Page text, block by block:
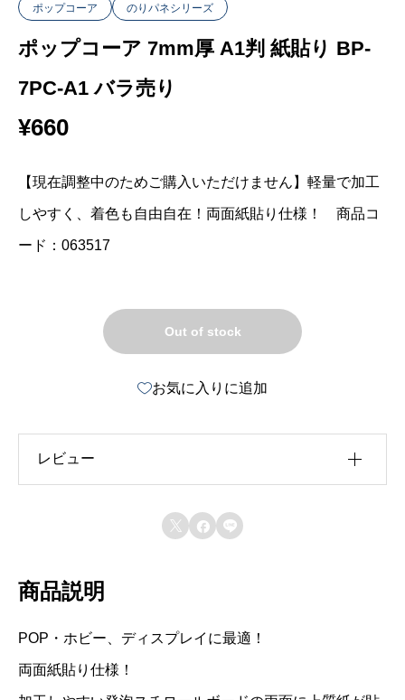
ポップコーア のりパネシリーズ
ポップコーア 7mm厚 A1判 紙貼り BP-
7PC-A1 バラ売り
¥660
【現在調整中のためご購入いただけません】軽量で加工
しやすく、着色も自由自在！両面紙貼り仕様！ 商品コ
ード：063517
Out of stock
お気に入りに追加
レビュー
レビュー投稿には、会員登録が必要です。
会員登録する
  
商品説明
POP・ホビー、ディスプレイに最適！
両面紙貼り仕様！